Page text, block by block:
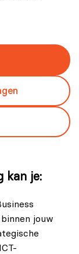
kan je:
jouw